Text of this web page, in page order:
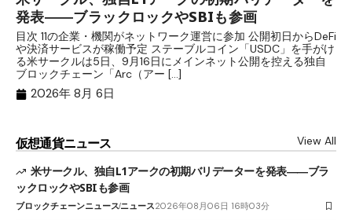
発表――ブラックロックやSBIも参画
目次 11の企業・機関がネットワーク運営に参加 公開初日からDeFi
や決済サービスが稼働予定 ステーブルコイン「USDC」を手がけ
る米サークルは5日、9月16日にメインネット公開を控える独自
ブロックチェーン「Arc（アー […]
2026年 8月 6日
仮想通貨ニュース View All
米サークル、独自L1アークの初期バリデーターを発表――ブラ
ックロックやSBIも参画
ブロックチェーンニュースニュース2026年08月06日 16時03分